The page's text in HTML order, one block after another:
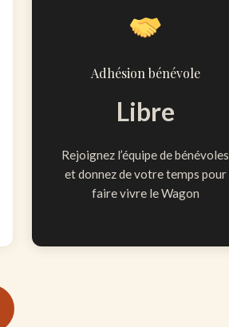
Adhésion bénévole
Libre
Rejoignez l’équipe de bénévoles
et donnez de votre temps pour
faire vivre le Wagon